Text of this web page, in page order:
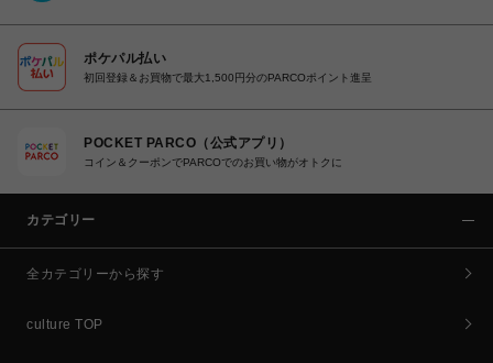
ポケパル払い
初回登録＆お買物で最大1,500円分のPARCOポイント進呈
POCKET PARCO（公式アプリ）
コイン＆クーポンでPARCOでのお買い物がオトクに
カテゴリー
全カテゴリーから探す
culture TOP